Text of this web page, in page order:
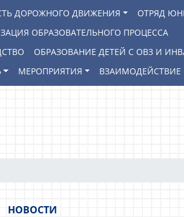
ДОРОЖНОГО ДВИЖЕНИЯ
ОТРЯД
ОБРАЗОВАТЕЛЬНОГО ПРОЦЕССА
ОБРАЗОВАНИЕ ДЕТЕЙ С ОВЗ И
МЕРОПРИЯТИЯ ВЗАИМОДЕЙСТВИЕ
НОВОСТИ